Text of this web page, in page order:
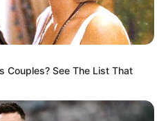
Couples? See The List That